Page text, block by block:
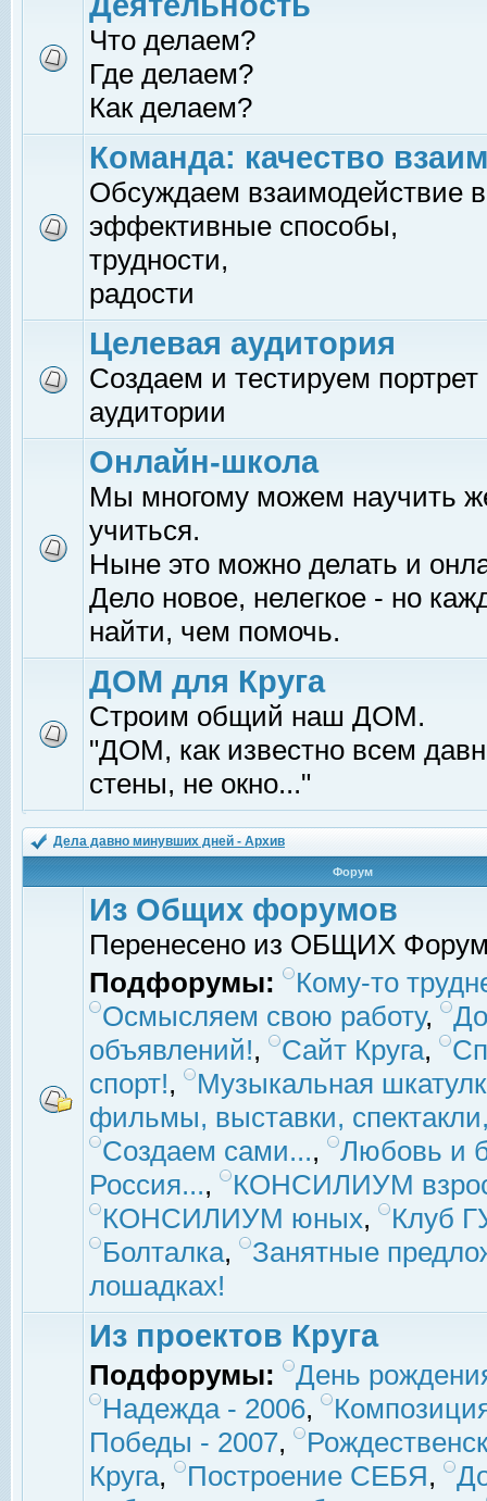
Что делаем?
Где делаем?
Как делаем?
Команда: качество
Обсуждаем взаимодействие
эффективные способы,
трудности,
радости
Целевая аудитория
Создаем и тестируем
аудитории
Онлайн-школа
Мы многому можем научить
учиться.
Ныне это можно делать и
Дело новое, нелегкое - но
найти, чем помочь.
ДОМ для Круга
Строим общий наш ДОМ.
"ДОМ, как известно всем
стены, не окно..."
Дела давно минувших дней - Архив
Форум
Из Общих форумов
Перенесено из ОБЩИХ
Подфорумы:
Кому-то
Осмысляем свою работу,
объявлений!, Сайт Круга,
спорт!,
Музыкальная
фильмы, выставки,
Создаем сами...,
Любовь и
Россия...,
КОНСИЛИУМ
КОНСИЛИУМ юных,
Клуб
Болталка,
Занятные
лошадках!
Из проектов Круга
Подфорумы:
День
Надежда - 2006,
Победы - 2007,
Круга, Построение СЕБЯ,